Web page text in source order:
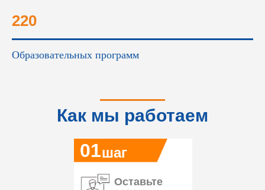
220
Образовательных программ
Как мы работаем
01
Оставьте
шаг